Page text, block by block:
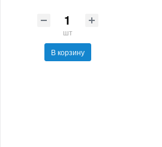
шт
В корзину